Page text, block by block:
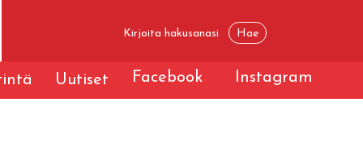
Uutiset Facebook Instagram